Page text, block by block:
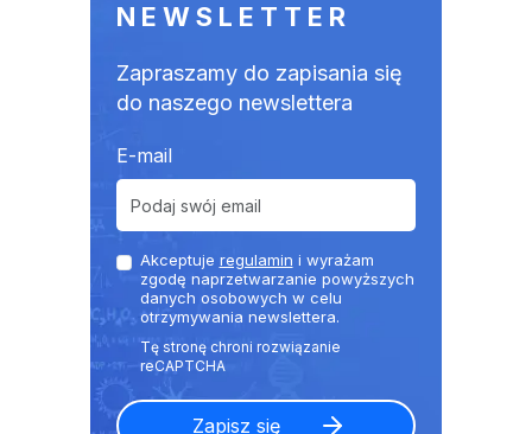
NEWSLETTER
Zapraszamy do zapisania się
do naszego newslettera
E-mail
Akceptuje regulamin i wyrażam
zgodę naprzetwarzanie powyższych
danych osobowych w celu
otrzymywania newslettera.